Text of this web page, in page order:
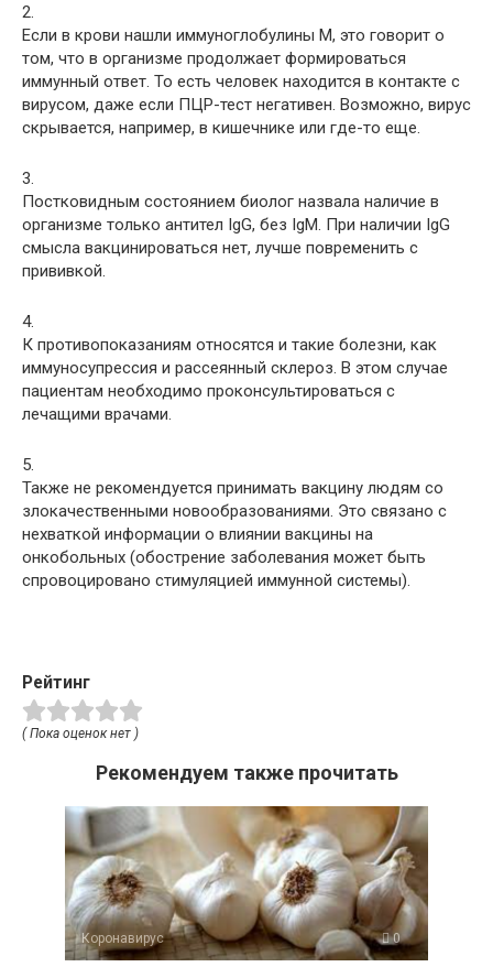
2.
Если в крови нашли иммуноглобулины M, это говорит о
том, что в организме продолжает формироваться
иммунный ответ. То есть человек находится в контакте с
вирусом, даже если ПЦР-тест негативен. Возможно, вирус
скрывается, например, в кишечнике или где-то еще.
3.
Постковидным состоянием биолог назвала наличие в
организме только антител IgG, без IgM. При наличии IgG
смысла вакцинироваться нет, лучше повременить с
прививкой.
4.
К противопоказаниям относятся и такие болезни, как
иммуносупрессия и рассеянный склероз. В этом случае
пациентам необходимо проконсультироваться с
лечащими врачами.
5.
Также не рекомендуется принимать вакцину людям со
злокачественными новообразованиями. Это связано с
нехваткой информации о влиянии вакцины на
онкобольных (обострение заболевания может быть
спровоцировано стимуляцией иммунной системы).
Рейтинг
( Пока оценок нет )
Рекомендуем также прочитать
Коронавирус 0